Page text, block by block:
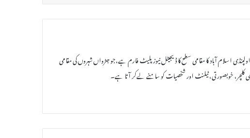
اسلام آباد کا مقامی سطح کا ڈیجیٹل نیوز پلیٹ فارم ہے،جو جڑواں شہروں کی مقامی
کلچر، خوبصورتی، ٹیلنٹ اور شخصیات کو سامنے لےکر آتا ہے۔